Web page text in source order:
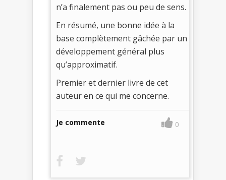
n’a finalement pas ou peu de sens.
En résumé, une bonne idée à la
base complètement gâchée par un
développement général plus
qu’approximatif.
Premier et dernier livre de cet
auteur en ce qui me concerne.
Je commente 0